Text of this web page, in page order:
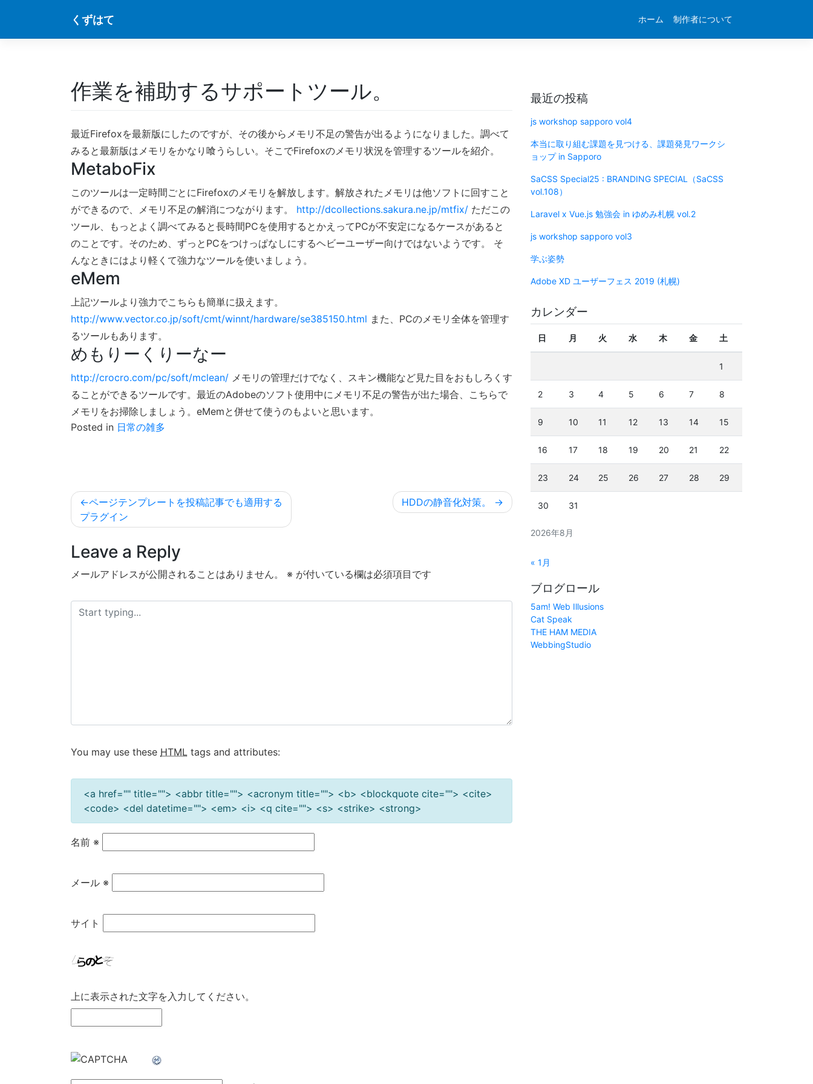
content
くずはて ホーム 制作者について
作業を補助するサポートツール。
最近Firefoxを最新版にしたのですが、その後からメモリ不足の警告が出るようになりました。調べて
みると最新版はメモリをかなり喰うらしい。そこでFirefoxのメモリ状況を管理するツールを紹介。
MetaboFix
このツールは一定時間ごとにFirefoxのメモリを解放します。解放されたメモリは他ソフトに回すこと
ができるので、メモリ不足の解消につながります。 http://dcollections.sakura.ne.jp/mtfix/ ただこの
ツール、もっとよく調べてみると長時間PCを使用するとかえってPCが不安定になるケースがあると
のことです。そのため、ずっとPCをつけっぱなしにするヘビーユーザー向けではないようです。 そ
んなときにはより軽くて強力なツールを使いましょう。
eMem
上記ツールより強力でこちらも簡単に扱えます。
http://www.vector.co.jp/soft/cmt/winnt/hardware/se385150.html また、PCのメモリ全体を管理す
るツールもあります。
めもりーくりーなー
http://crocro.com/pc/soft/mclean/ メモリの管理だけでなく、スキン機能など見た目をおもしろくす
ることができるツールです。最近のAdobeのソフト使用中にメモリ不足の警告が出た場合、こちらで
メモリをお掃除しましょう。eMemと併せて使うのもよいと思います。
Posted in 日常の雑多
投
稿
ナ
ビ
ゲ
ー
ページテンプレートを投稿記事でも適用する
プラグイン
HDDの静音化対策。
Leave a Reply
メールアドレスが公開されることはありません。 ※ が付いている欄は必須項目です
You may use these HTML tags and attributes:
<a href="" title=""> <abbr title=""> <acronym title=""> <b> <blockquote cite=""> <cite>
<code> <del datetime=""> <em> <i> <q cite=""> <s> <strike> <strong>
名前 ※
メール ※
サイト
上に表示された文字を入力してください。
最近の投稿
js workshop sapporo vol4
本当に取り組む課題を見つける、課題発見ワークシ
ョップ in Sapporo
SaCSS Special25 : BRANDING SPECIAL（SaCSS
vol.108）
Laravel x Vue.js 勉強会 in ゆめみ札幌 vol.2
js workshop sapporo vol3
学ぶ姿勢
Adobe XD ユーザーフェス 2019 (札幌)
カレンダー
2026年8月
日 月 火 水 木 金 土
1
2 3 4 5 6 7 8
9 10 11 12 13 14 15
16 17 18 19 20 21 22
23 24 25 26 27 28 29
30 31
« 1月
ブログロール
5am! Web Illusions
Cat Speak
THE HAM MEDIA
WebbingStudio